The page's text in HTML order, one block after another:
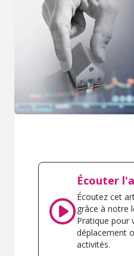
Écouter
Écoutez cet
grâce à notre
Pratique pour
déplacement
activités.